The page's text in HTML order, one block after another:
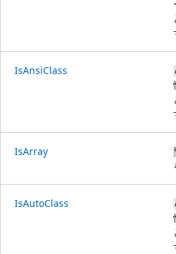
IsAnsiClass
IsArray
IsAutoClass